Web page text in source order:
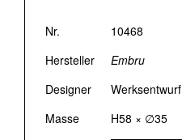
Nr.
10468
Hersteller
Embru
Designer
Werksentwurf
Masse
H58 × ∅35